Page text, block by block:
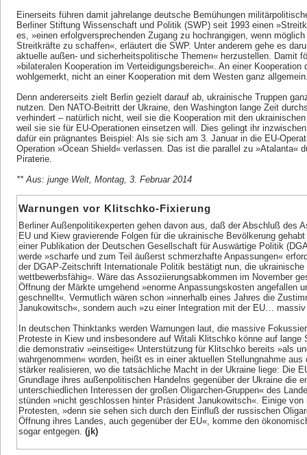
Einerseits führen damit jahrelange deutsche Bemühungen
Berliner Stiftung Wissenschaft und Politik (SWP) seit 1993 einen
es, »einen erfolgversprechenden Zugang zu hochrangigen, wenn
Streitkräfte zu schaffen«, erläutert die SWP. Unter anderem gehe es
aktuelle außen- und sicherheitspolitische Themen« herzustellen. Damit
»bilateralen Kooperation im Verteidigungsbereich«. An einer Kooperation
wohlgemerkt, nicht an einer Kooperation mit dem Westen ganz
Denn andererseits zielt Berlin gezielt darauf ab, ukrainische Truppen
nutzen. Den NATO-Beitritt der Ukraine, den Washington lange Zeit
verhindert – natürlich nicht, weil sie die Kooperation mit den
weil sie sie für EU-Operationen einsetzen will. Dies gelingt ihr
dafür ein prägnantes Beispiel: Als sie sich am 3. Januar in die EU-
Operation »Ocean Shield« verlassen. Das ist die parallel zu »Atalanta«
Piraterie.
** Aus: junge Welt, Montag, 3. Februar 2014
Warnungen vor Klitschko-Fixierung
Berliner Außenpolitikexperten gehen davon aus, daß der Abschluß des
EU und Kiew gravierende Folgen für die ukrainische Bevölkerung
einer Publikation der Deutschen Gesellschaft für Auswärtige Politik
werde »scharfe und zum Teil äußerst schmerzhafte Anpassungen«
der DGAP-Zeitschrift Internationale Politik bestätigt nun, die
wettbewerbsfähig«. Wäre das Assoziierungsabkommen im November
Öffnung der Märkte umgehend »enorme Anpassungskosten angefallen
geschnellt«. Vermutlich wären schon »innerhalb eines Jahres die
Janukowitsch«, sondern auch »zu einer Integration mit der EU…
In deutschen Thinktanks werden Warnungen laut, die massive
Proteste in Kiew und insbesondere auf Witali Klitschko könne auf
die demonstrativ »einseitige« Unterstützung für Klitschko bereits »als
wahrgenommen« worden, heißt es in einer aktuellen Stellungnahme
stärker realisieren, wo die tatsächliche Macht in der Ukraine liege: Die
Grundlage ihres außenpolitischen Handelns gegenüber der Ukraine die
unterschiedlichen Interessen der großen Oligarchen-Gruppen« des
stünden »nicht geschlossen hinter Präsident Janukowitsch«. Einige
Protesten, »denn sie sehen sich durch den Einfluß der russischen
Öffnung ihres Landes, auch gegenüber der EU«, komme den
sogar entgegen.(jk)